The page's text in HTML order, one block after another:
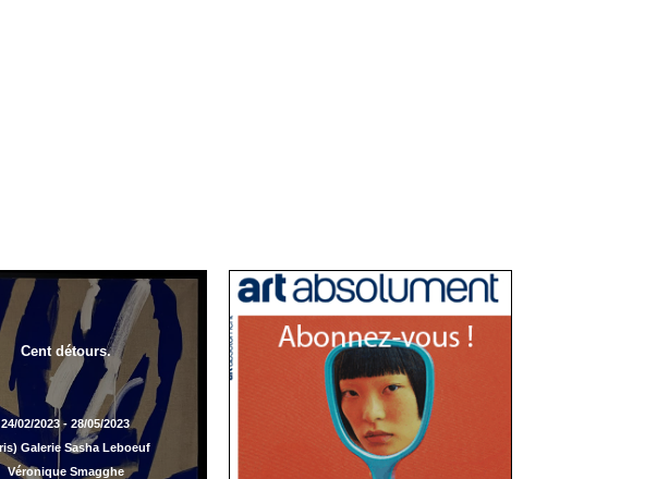
Cent détours.
24/02/2023 - 28/05/2023
Galerie Sasha Leboeuf
Véronique Smagghe